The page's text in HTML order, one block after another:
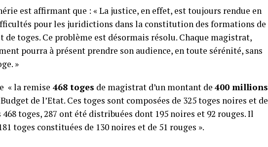
est affirmant que : « La justice, en effet, est toujours rendue en
pour les juridictions dans la constitution des formations de
de toges. Ce problème est désormais résolu. Chaque magistrat,
pourra à présent prendre son audience, en toute sérénité, sans
»
« la remise 468 toges de magistrat d’un montant de 400 millions
de l’Etat. Ces toges sont composées de 325 toges noires et de
468 toges, 287 ont été distribuées dont 195 noires et 92 rouges. Il
toges constituées de 130 noires et de 51 rouges ».